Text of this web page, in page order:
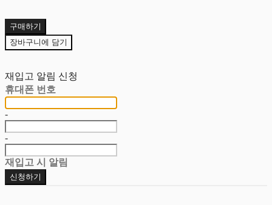
구매하기
장바구니에 담기
재입고 알림 신청
휴대폰 번호
-
-
재입고 시 알림
신청하기